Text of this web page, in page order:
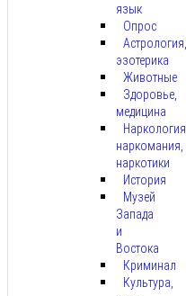
язык
Опрос
Астрология,
эзотерика
Животные
Здоровье,
медицина
Наркология,
наркомания,
наркотики
История
Музей
Запада
и
Востока
Криминал
Культура,